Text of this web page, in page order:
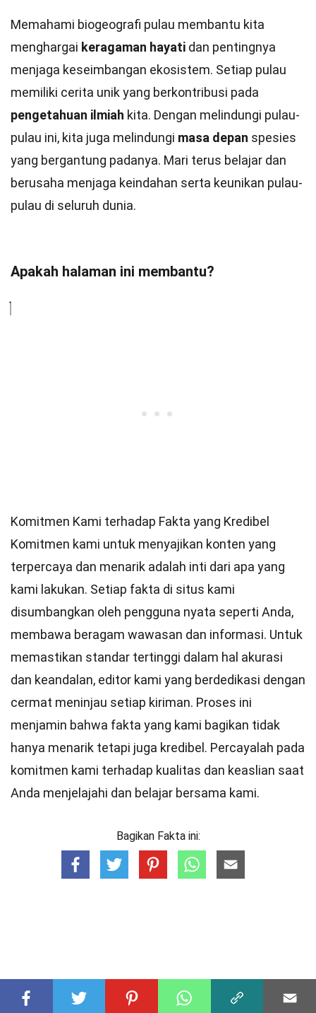
Memahami biogeografi pulau membantu kita
menghargai keragaman hayati dan pentingnya
menjaga keseimbangan ekosistem. Setiap pulau
memiliki cerita unik yang berkontribusi pada
pengetahuan ilmiah kita. Dengan melindungi pulau-
pulau ini, kita juga melindungi masa depan spesies
yang bergantung padanya. Mari terus belajar dan
berusaha menjaga keindahan serta keunikan pulau-
pulau di seluruh dunia.
Apakah halaman ini membantu?
Komitmen Kami terhadap Fakta yang Kredibel
Komitmen kami untuk menyajikan konten yang
terpercaya dan menarik adalah inti dari apa yang
kami lakukan. Setiap fakta di situs kami
disumbangkan oleh pengguna nyata seperti Anda,
membawa beragam wawasan dan informasi. Untuk
memastikan standar tertinggi dalam hal akurasi
dan keandalan, editor kami yang berdedikasi dengan
cermat meninjau setiap kiriman. Proses ini
menjamin bahwa fakta yang kami bagikan tidak
hanya menarik tetapi juga kredibel. Percayalah pada
komitmen kami terhadap kualitas dan keaslian saat
Anda menjelajahi dan belajar bersama kami.
Bagikan Fakta ini: